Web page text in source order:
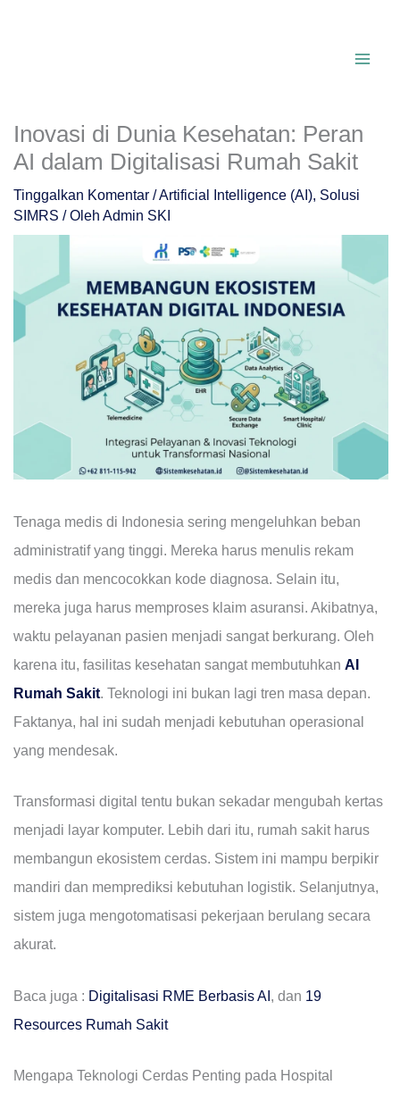
Inovasi di Dunia Kesehatan: Peran
AI dalam Digitalisasi Rumah Sakit
Tinggalkan Komentar /Artificial Intelligence (AI), Solusi
SIMRS / Oleh Admin SKI
Tenaga medis di Indonesia sering mengeluhkan beban
administratif yang tinggi. Mereka harus menulis rekam
medis dan mencocokkan kode diagnosa. Selain itu,
mereka juga harus memproses klaim asuransi. Akibatnya,
waktu pelayanan pasien menjadi sangat berkurang. Oleh
karena itu, fasilitas kesehatan sangat membutuhkan AI
Rumah Sakit. Teknologi ini bukan lagi tren masa depan.
Faktanya, hal ini sudah menjadi kebutuhan operasional
yang mendesak.
Transformasi digital tentu bukan sekadar mengubah kertas
menjadi layar komputer. Lebih dari itu, rumah sakit harus
membangun ekosistem cerdas. Sistem ini mampu berpikir
mandiri dan memprediksi kebutuhan logistik. Selanjutnya,
sistem juga mengotomatisasi pekerjaan berulang secara
akurat.
Baca juga : Digitalisasi RME Berbasis AI , dan 19
Resources Rumah Sakit
Mengapa Teknologi Cerdas Penting pada Hospital